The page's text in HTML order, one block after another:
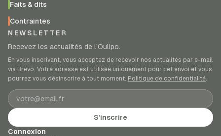
Faits & dits
Contraintes
NEWSLETTER
Recevez les actualités de l’Oulipo.
En vous inscrivant, vous acceptez de recevoir nos actualités par e-mail
via Brevo. Votre adresse est utilisée uniquement pour cet envoi et vous
pourrez vous désinscrire à tout moment. Politique de confidentialité.
Adresse e-mail
S’inscrire
Connexion